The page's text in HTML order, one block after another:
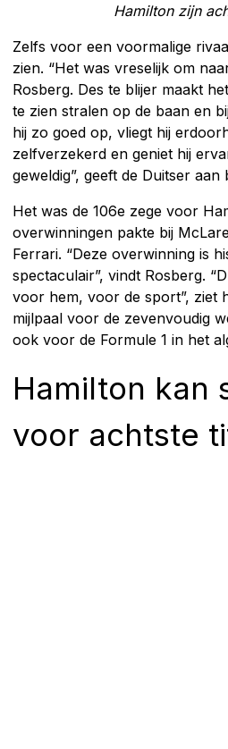
Hamilton zijn
Zelfs voor een voormalige
zien. “Het was vreselijk om
Rosberg. Des te blijer maakt
te zien stralen op de baan en
hij zo goed op, vliegt hij
zelfverzekerd en geniet hij
geweldig”, geeft de Duitser aan
Het was de 106e zege voor
overwinningen pakte bij
Ferrari. “Deze overwinning is
spectaculair”, vindt Rosberg.
voor hem, voor de sport”, ziet
mijlpaal voor de zevenvoudig
ook voor de Formule 1 in het
Hamilton kan
voor achtste